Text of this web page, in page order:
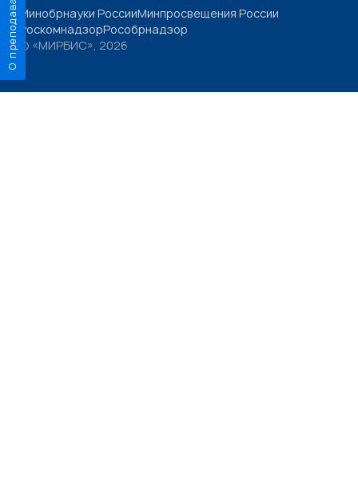
О преподавателе Минобрнауки РоссииМинпросвещения России
РоскомнадзорРособрнадзор
© «МИРБИС», 2026